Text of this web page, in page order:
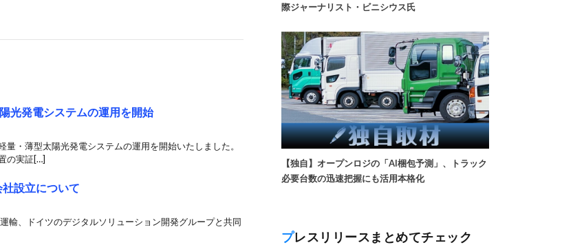
光発電システムの運用を開始
・薄型太陽光発電システムの運用を開始いたしました。
の実証[…]
設立について
輸、ドイツのデジタルソリューション開発グループと共同
際ジャーナリスト・ビニシウス氏
【独自】オープンロジの「AI梱包予測」、トラック
必要台数の迅速把握にも活用本格化
プレスリリースまとめてチェック